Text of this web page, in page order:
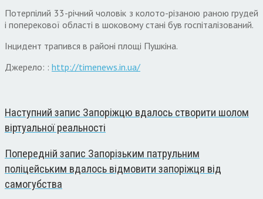
Потерпілий 33-річний чоловік з колото-різаною раною грудей
і поперекової області в шоковому стані був госпіталізований.
Інцидент трапився в районі площі Пушкіна.
Джерело: : http://timenews.in.ua/
Наступний запис Запоріжцю вдалось створити шолом
віртуальної реальності
Попередній запис Запорізьким патрульним
поліцейським вдалось відмовити запоріжця від
самогубства